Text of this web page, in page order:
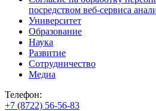
посредством веб-сервиса
Университет
Образование
Наука
Развитие
Сотрудничество
Медиа
Телефон:
+7 (8722) 56-56-83